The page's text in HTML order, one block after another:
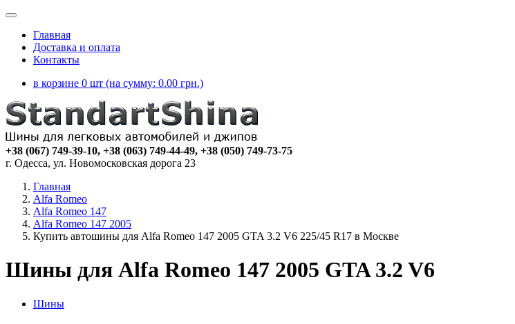
Главная
Доставка и оплата
Контакты
в корзине 0 шт (на сумму: 0.00 грн.)
+38 (067) 749-39-10, +38 (063) 749-44-49, +38 (050) 749-73-75
г. Одесса, ул. Новомосковская дорога 23
Главная
Alfa Romeo
Alfa Romeo 147
Alfa Romeo 147 2005
Купить автошины для Alfa Romeo 147 2005 GTA 3.2 V6 225/45 R17 в Москве
Шины для Alfa Romeo 147 2005 GTA 3.2 V6
Шины